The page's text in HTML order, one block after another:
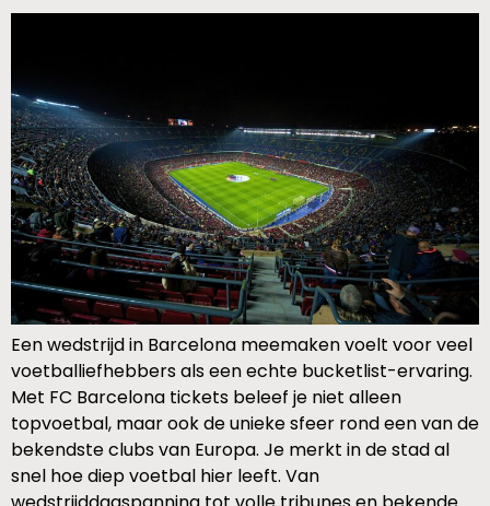
Een wedstrijd in Barcelona meemaken voelt voor veel
voetballiefhebbers als een echte bucketlist-ervaring.
Met FC Barcelona tickets beleef je niet alleen
topvoetbal, maar ook de unieke sfeer rond een van de
bekendste clubs van Europa. Je merkt in de stad al
snel hoe diep voetbal hier leeft. Van